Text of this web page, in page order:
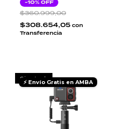
Cordón Magnético
SJCAM
-10% OFF
$360.999,00
$308.654,05 con
Transferencia
Sin stock
⚡ Envío Gratis en AMBA